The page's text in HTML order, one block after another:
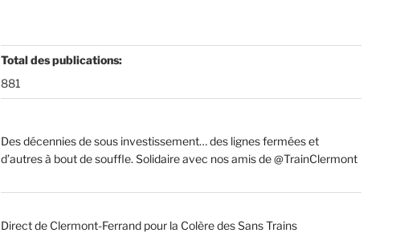
Total des publications:
881
Des décennies de sous investissement… des lignes fermées et
d’autres à bout de souffle. Solidaire avec nos amis de @TrainClermont
Direct de Clermont-Ferrand pour la Colère des Sans Trains